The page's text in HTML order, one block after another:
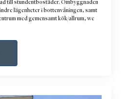
till stundentbostäder. Ombyggnaden
lägenheter i bottenvåningen, samt
med gemensamt kök/allrum, wc